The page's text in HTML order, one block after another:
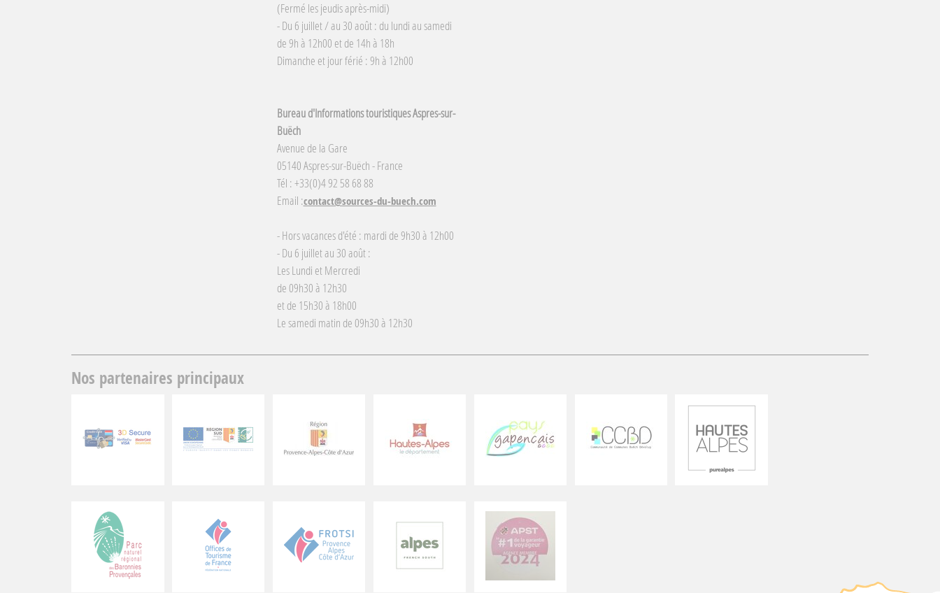
(Fermé les jeudis après-midi)
- Du 6 juillet / au 30 août : du lundi au samedi
de 9h à 12h00 et de 14h à 18h
Dimanche et jour férié : 9h à 12h00
Bureau d'Informations touristiques Aspres-sur-
Buëch
Avenue de la Gare
05140 Aspres-sur-Buëch - France
Tél : +33(0)4 92 58 68 88
Email :contact@sources-du-buech.com
- Hors vacances d'été : mardi de 9h30 à 12h00
- Du 6 juillet au 30 août :
Les Lundi et Mercredi
de 09h30 à 12h30
et de 15h30 à 18h00
Le samedi matin de 09h30 à 12h30
Nos partenaires principaux